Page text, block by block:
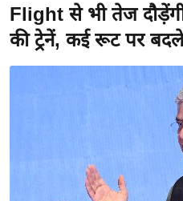
ख
ब
र
Flight से भी तेज
की ट्रेनें, कई रूट पर